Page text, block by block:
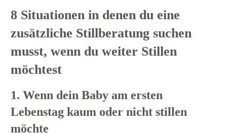
8 Situationen in denen du eine
zusätzliche Stillberatung suchen
musst, wenn du weiter Stillen
möchtest
1. Wenn dein Baby am ersten
Lebenstag kaum oder nicht stillen
möchte